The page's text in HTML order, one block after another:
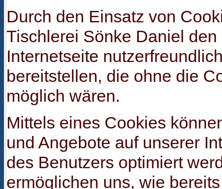
Durch den Einsatz von
Tischlerei Sönke Daniel
Internetseite
bereitstellen, die ohne die
möglich wären.
Mittels eines Cookies
und Angebote auf unserer
des Benutzers optimiert
ermöglichen uns, wie